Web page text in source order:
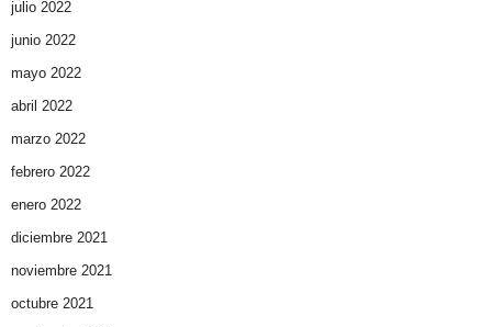
julio 2022
junio 2022
mayo 2022
abril 2022
marzo 2022
febrero 2022
enero 2022
diciembre 2021
noviembre 2021
octubre 2021